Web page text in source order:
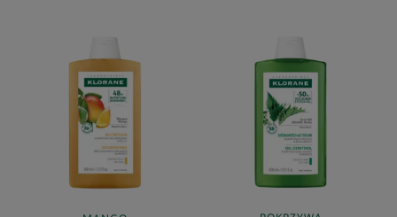
z
mango
szampon
oczyszczający
i
przywracający
równowagę
z
Pokrzywą